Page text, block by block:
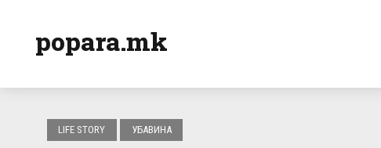
popara.mk
LIFE STORY УБАВИНА